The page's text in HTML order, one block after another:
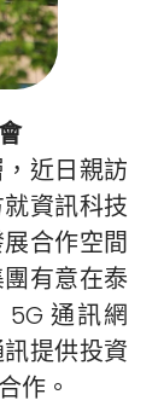
近日親訪
資訊科技
合作空間
有意在泰
通訊網
提供投資
作。